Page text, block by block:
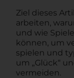
Ziel dieses
arbeiten,
und wie
können, um
spielen und
um „Glück“
vermeiden.